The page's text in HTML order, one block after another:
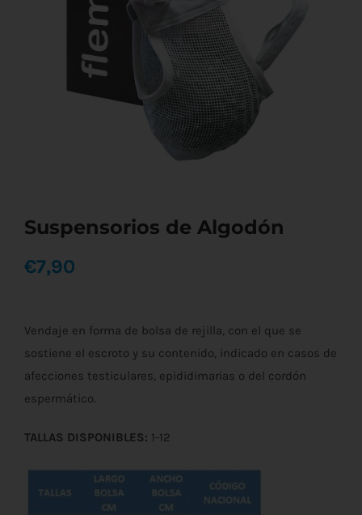
Suspensorios de Algodón
€7,90
Vendaje en forma de bolsa de rejilla, con el que se
sostiene el escroto y su contenido, indicado en casos de
afecciones testiculares, epididimarias o del cordón
espermático.
TALLAS DISPONIBLES: 1-12